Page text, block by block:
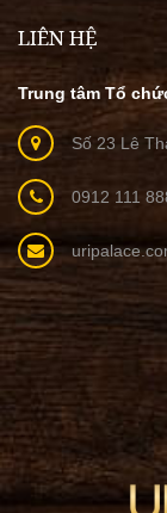
LIÊN HỆ
Trung tâm Tổ
Số 23 Lê
0912 111